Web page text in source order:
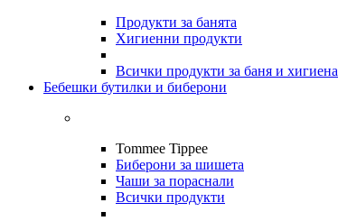
Продукти за банята
Хигиенни продукти
Всички продукти за баня и хигиена
Бебешки бутилки и биберони
Tommee Tippee
Биберони за шишета
Чаши за пораснали
Всички продукти